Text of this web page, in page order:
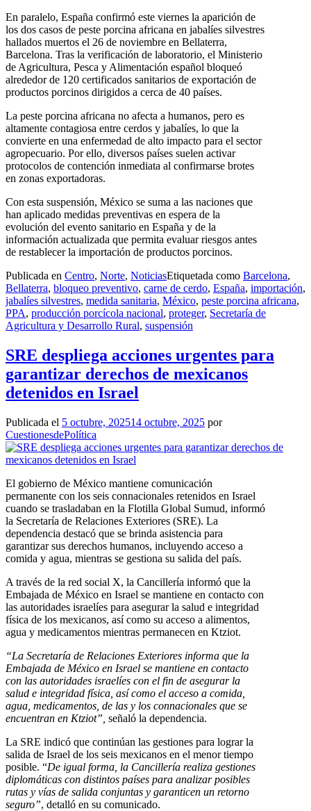
En paralelo, España confirmó este viernes la aparición de
los dos casos de peste porcina africana en jabalíes silvestres
hallados muertos el 26 de noviembre en Bellaterra,
Barcelona. Tras la verificación de laboratorio, el Ministerio
de Agricultura, Pesca y Alimentación español bloqueó
alrededor de 120 certificados sanitarios de exportación de
productos porcinos dirigidos a cerca de 40 países.
La peste porcina africana no afecta a humanos, pero es
altamente contagiosa entre cerdos y jabalíes, lo que la
convierte en una enfermedad de alto impacto para el sector
agropecuario. Por ello, diversos países suelen activar
protocolos de contención inmediata al confirmarse brotes
en zonas exportadoras.
Con esta suspensión, México se suma a las naciones que
han aplicado medidas preventivas en espera de la
evolución del evento sanitario en España y de la
información actualizada que permita evaluar riesgos antes
de restablecer la importación de productos porcinos.
Publicada en Centro, Norte, NoticiasEtiquetada como Barcelona,
Bellaterra, bloqueo preventivo, carne de cerdo, España, importación,
jabalíes silvestres, medida sanitaria, México, peste porcina africana,
PPA, producción porcícola nacional, proteger, Secretaría de
Agricultura y Desarrollo Rural, suspensión
SRE despliega acciones urgentes para
garantizar derechos de mexicanos
detenidos en Israel
Publicada el 5 octubre, 202514 octubre, 2025 por
CuestionesdePolítica
El gobierno de México mantiene comunicación
permanente con los seis connacionales retenidos en Israel
cuando se trasladaban en la Flotilla Global Sumud, informó
la Secretaría de Relaciones Exteriores (SRE). La
dependencia destacó que se brinda asistencia para
garantizar sus derechos humanos, incluyendo acceso a
comida y agua, mientras se gestiona su salida del país.
A través de la red social X, la Cancillería informó que la
Embajada de México en Israel se mantiene en contacto con
las autoridades israelíes para asegurar la salud e integridad
física de los mexicanos, así como su acceso a alimentos,
agua y medicamentos mientras permanecen en Ktziot.
“La Secretaría de Relaciones Exteriores informa que la
Embajada de México en Israel se mantiene en contacto
con las autoridades israelíes con el fin de asegurar la
salud e integridad física, así como el acceso a comida,
agua, medicamentos, de las y los connacionales que se
encuentran en Ktziot”, señaló la dependencia.
La SRE indicó que continúan las gestiones para lograr la
salida de Israel de los seis mexicanos en el menor tiempo
posible. “De igual forma, la Cancillería realiza gestiones
diplomáticas con distintos países para analizar posibles
rutas y vías de salida conjuntas y garanticen un retorno
seguro”, detalló en su comunicado.